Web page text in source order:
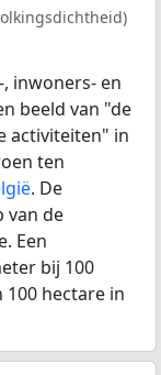
inwoners- en
beeld van "de
activiteiten" in
ten
. De
van de
Een
bij 100
100 hectare in